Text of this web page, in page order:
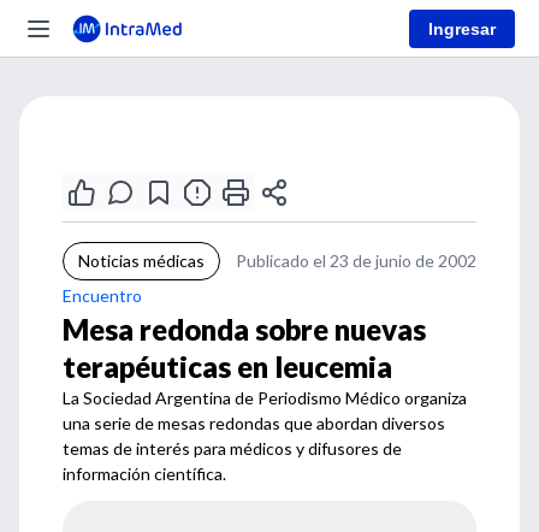
Ingresar
Noticias médicas
Publicado el 23 de junio de 2002
Encuentro
Mesa redonda sobre nuevas
terapéuticas en leucemia
La Sociedad Argentina de Periodismo Médico organiza
una serie de mesas redondas que abordan diversos
temas de interés para médicos y difusores de
información científica.